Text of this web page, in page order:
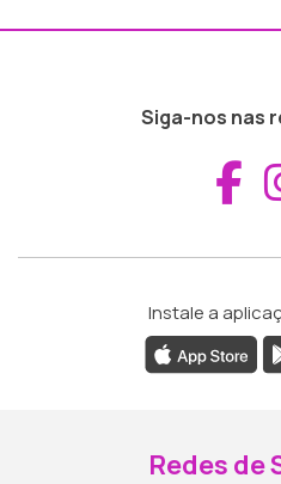
Siga-nos nas
Instale a
Redes de